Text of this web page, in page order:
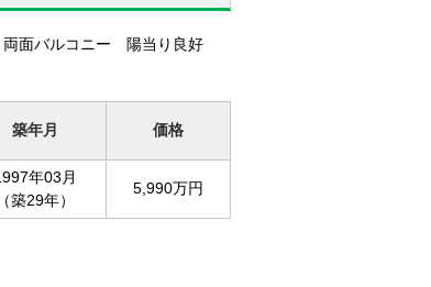
面バルコニー 陽当り良好
築年月 価格
年03月
（築29年）
5,990万円